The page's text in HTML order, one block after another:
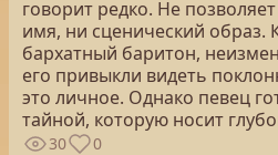
говорит редко. Не
имя, ни сценический образ.
бархатный баритон,
его привыкли видеть
это личное. Однако певец
тайной, которую носит
30 0